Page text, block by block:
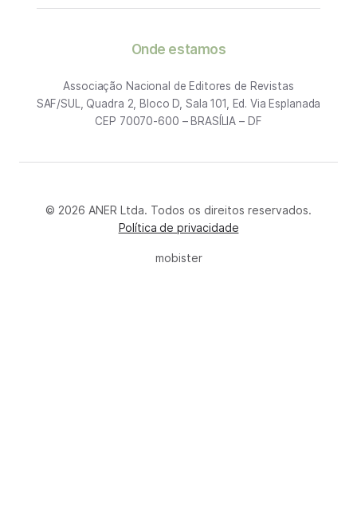
Onde estamos
Associação Nacional de Editores de Revistas
SAF/SUL, Quadra 2, Bloco D, Sala 101, Ed. Via Esplanada
CEP 70070-600 – BRASÍLIA – DF
© 2026 ANER Ltda. Todos os direitos reservados.
Política de privacidade
mobister